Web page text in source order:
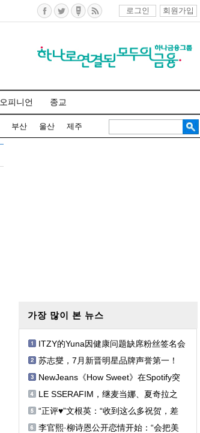
로그인 회원가입
오피니언 종교
부산 울산 제주
가장 많이 본 뉴스
ITZY的Yuna因健康问题缺席粉丝签名会
苏志燮，7月新晋明星品牌声誉第一！
NewJeans《How Sweet》在Spotify突
破3亿次流媒体播放……累...
LE SSERAFIM，继麦当娜、夏奇拉之
后，又一位穿着施华...
“正评♥”文根英：“收到这么多祝贺，差
点哭出来...
李官熙·柳诗恩公开恋情开始：“会把美